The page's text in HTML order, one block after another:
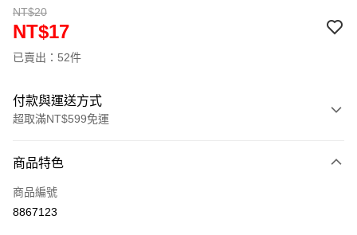
NT$20
NT$17
已賣出：52件
付款與運送方式
超取滿NT$599免運
信用卡一次付款
超商取貨付款
商品特色
商品編號
8867123